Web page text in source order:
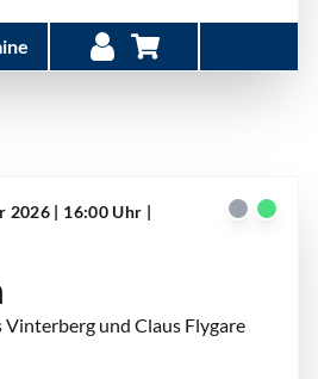
2026 | 16:00 Uhr |
und Claus Flygare